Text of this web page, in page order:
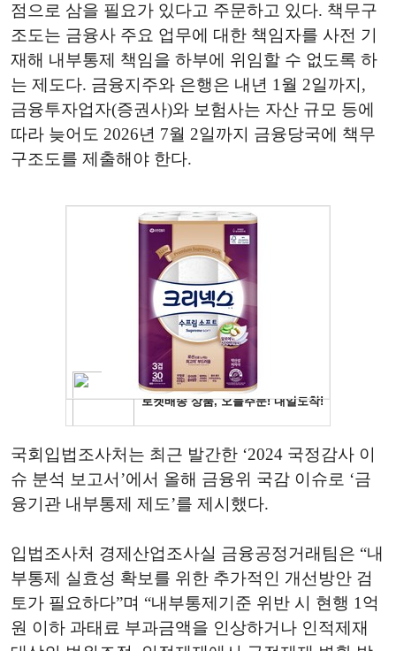
점으로 삼을 필요가 있다고 주문하고 있다. 책무구
조도는 금융사 주요 업무에 대한 책임자를 사전 기
재해 내부통제 책임을 하부에 위임할 수 없도록 하
는 제도다. 금융지주와 은행은 내년 1월 2일까지,
금융투자업자(증권사)와 보험사는 자산 규모 등에
따라 늦어도 2026년 7월 2일까지 금융당국에 책무
구조도를 제출해야 한다.
국회입법조사처는 최근 발간한 ‘2024 국정감사 이
슈 분석 보고서’에서 올해 금융위 국감 이슈로 ‘금
융기관 내부통제 제도’를 제시했다.
입법조사처 경제산업조사실 금융공정거래팀은 “내
부통제 실효성 확보를 위한 추가적인 개선방안 검
토가 필요하다”며 “내부통제기준 위반 시 현행 1억
원 이하 과태료 부과금액을 인상하거나 인적제재